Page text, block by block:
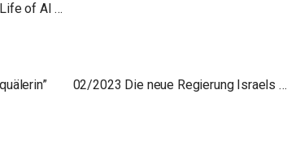
of AI …
02/2023 Die neue Regierung Israels …